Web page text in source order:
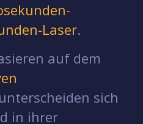
Laser.
auf dem
sich
in ihrer